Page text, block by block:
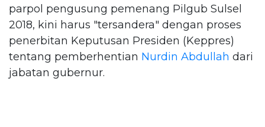
parpol pengusung pemenang Pilgub Sulsel
2018, kini harus "tersandera" dengan proses
penerbitan Keputusan Presiden (Keppres)
tentang pemberhentian Nurdin Abdullah dari
jabatan gubernur.